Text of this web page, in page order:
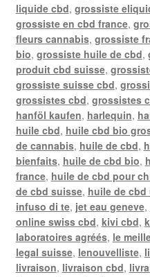
liquide cbd, grossiste
grossiste en cbd france,
fleurs cannabis, grossiste
bio, grossiste huile de cbd,
produit cbd suisse,
grossiste suisse cbd,
grossistes cbd, grossistes
hanföl kaufen, harlequin,
huile cbd, huile cbd bio
de cannabis, huile de cbd,
bienfaits, huile de cbd bio,
france, huile de cbd pour
de cbd suisse, huile de
infuso di te, jet eau geneve,
online swiss cbd, kivi cbd,
laboratoires agréés, le
legal suisse, lenouvelliste,
livraison, livraison cbd,